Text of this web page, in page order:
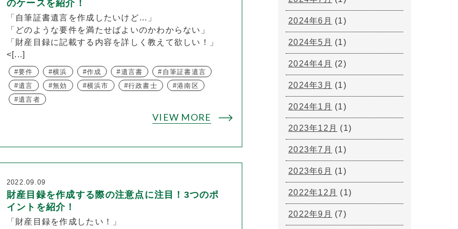
のケースを紹介！
「自筆証書遺言を作成したいけど…」
「どのような要件を満たせばよいのかわからない」
「財産目録に記載する内容を詳しく教えて欲しい！」
<[...]
要件 横浜 作成 遺言書
自筆証書遺言
遺言
無効 横浜市 行政書士
港南区
遺言者
VIEW MORE
2022.09.09
財産目録を作成する際の注意点に注目！3つのポ
イントを紹介！
「財産目録を作成したい！」
2024年6月 (1)
2024年5月 (1)
2024年4月 (2)
2024年3月 (1)
2024年1月 (1)
2023年12月 (1)
2023年7月 (1)
2023年6月 (1)
2022年12月 (1)
2022年9月 (7)